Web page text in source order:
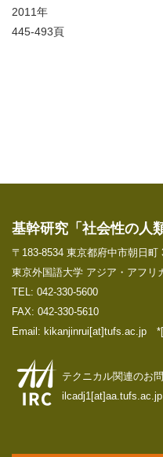
2011年
445-493頁
基幹研究「社会性の人
〒183-8534 東京都府中市朝日町
東京外国語大学 アジア・アフリ
TEL: 042-330-5600
FAX: 042-330-5610
Email: kikanjinrui[at]tufs.ac.jp
テクニカル関連のお